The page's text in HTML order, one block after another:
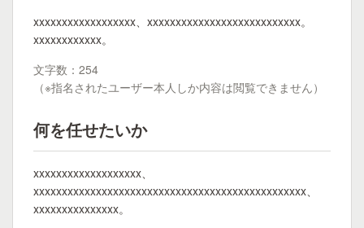
xxxxxxxxxxxxxxxxxx、xxxxxxxxxxxxxxxxxxxxxxxxxxx。
xxxxxxxxxxxx。
文字数：254
（※指名されたユーザー本人しか内容は閲覧できません）
何を任せたいか
xxxxxxxxxxxxxxxxxxx、
xxxxxxxxxxxxxxxxxxxxxxxxxxxxxxxxxxxxxxxxxxxxxxxx、
xxxxxxxxxxxxxxx。